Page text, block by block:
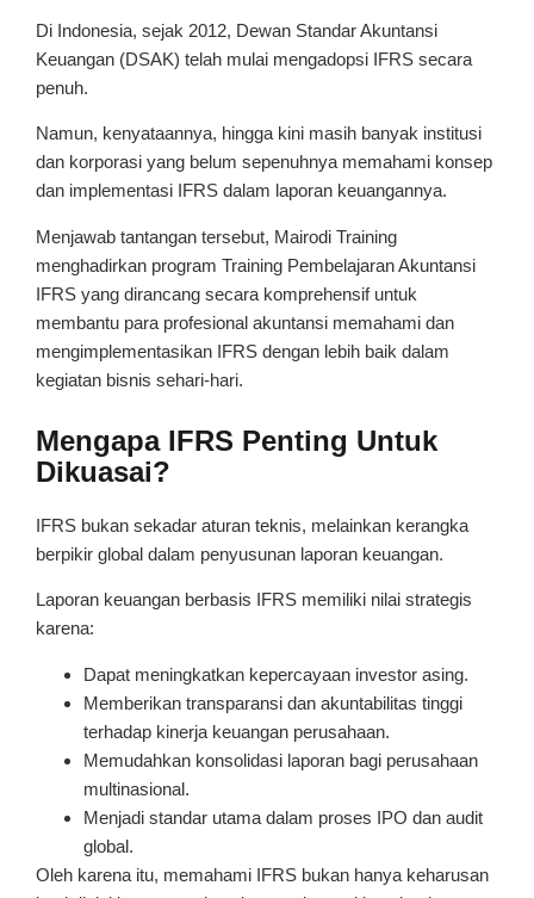
Di Indonesia, sejak 2012, Dewan Standar Akuntansi
Keuangan (DSAK) telah mulai mengadopsi IFRS secara
penuh.
Namun, kenyataannya, hingga kini masih banyak institusi
dan korporasi yang belum sepenuhnya memahami konsep
dan implementasi IFRS dalam laporan keuangannya.
Menjawab tantangan tersebut, Mairodi Training
menghadirkan program Training Pembelajaran Akuntansi
IFRS yang dirancang secara komprehensif untuk
membantu para profesional akuntansi memahami dan
mengimplementasikan IFRS dengan lebih baik dalam
kegiatan bisnis sehari-hari.
Mengapa IFRS Penting Untuk
Dikuasai?
IFRS bukan sekadar aturan teknis, melainkan kerangka
berpikir global dalam penyusunan laporan keuangan.
Laporan keuangan berbasis IFRS memiliki nilai strategis
karena:
Dapat meningkatkan kepercayaan investor asing.
Memberikan transparansi dan akuntabilitas tinggi
terhadap kinerja keuangan perusahaan.
Memudahkan konsolidasi laporan bagi perusahaan
multinasional.
Menjadi standar utama dalam proses IPO dan audit
global.
Oleh karena itu, memahami IFRS bukan hanya keharusan